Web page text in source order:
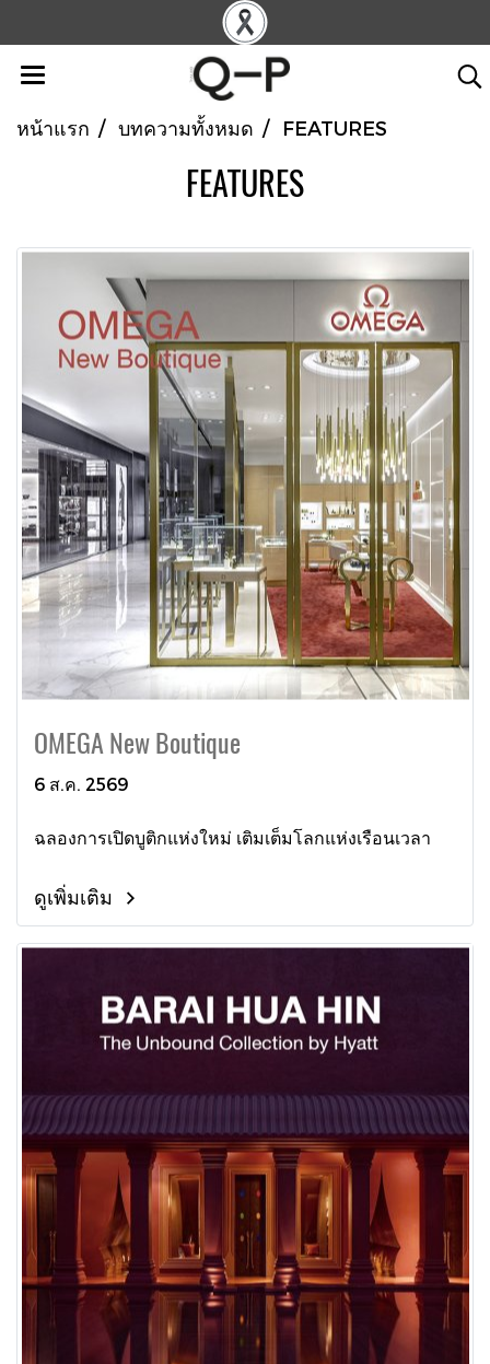
หน้าแรก บทความทั้งหมด FEATURES
FEATURES
OMEGA New Boutique
6 ส.ค. 2569
ฉลองการเปิดบูติกแห่งใหม่ เติมเต็มโลกแห่งเรือนเวลา
ดูเพิ่มเติม